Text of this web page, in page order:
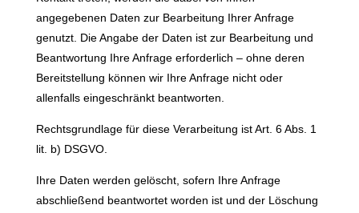
angegebenen Daten zur Bearbeitung Ihrer Anfrage
genutzt. Die Angabe der Daten ist zur Bearbeitung und
Beantwortung Ihre Anfrage erforderlich – ohne deren
Bereitstellung können wir Ihre Anfrage nicht oder
allenfalls eingeschränkt beantworten.
Rechtsgrundlage für diese Verarbeitung ist Art. 6 Abs. 1
lit. b) DSGVO.
Ihre Daten werden gelöscht, sofern Ihre Anfrage
abschließend beantwortet worden ist und der Löschung